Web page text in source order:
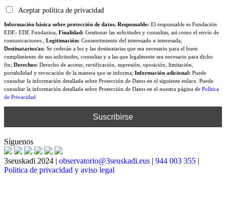
Aceptar política de privacidad
Información básica sobre protección de datos. Responsable: El responsable es Fundación
EDE- EDE Fundazioa; Finalidad: Gestionar las solicitudes y consultas, así como el envío de
comunicaciones.; Legitimación: Consentimiento del interesado o interesada;
Destinatarios/as: Se cederán a los y las destinatarias que sea necesario para el buen
cumplimiento de sus solicitudes, consultas y a las que legalmente sea necesario para dicho
fin; Derechos: Derecho de acceso, rectificación, supresión, oposición, limitación,
portabilidad y revocación de la manera que se informa; Información adicional: Puede
consultar la información detallada sobre Protección de Datos en el siguiente enlace. Puede
consultar la información detallada sobre Protección de Datos en el nuestra página de Política
de Privacidad
Síguenos
3seuskadi 2024 | observatorio@3seuskadi.eus | 944 003 355 |
Politica de privacidad y aviso legal